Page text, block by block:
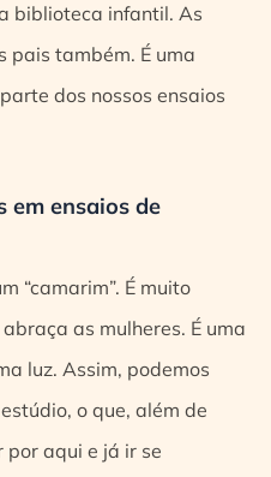
biblioteca infantil. As
pais também. É uma
dos nossos ensaios
em ensaios de
“camarim”. É muito
as mulheres. É uma
luz. Assim, podemos
o que, além de
aqui e já ir se